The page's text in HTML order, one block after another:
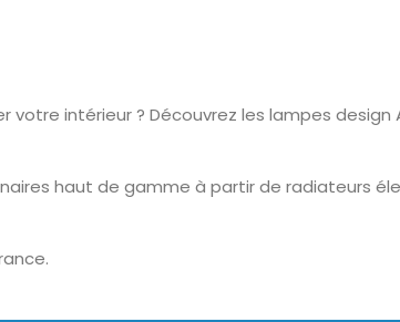
intérieur ? Découvrez les lampes design
haut de gamme à partir de radiateurs